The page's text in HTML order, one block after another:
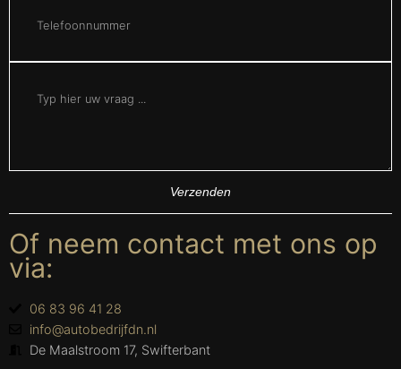
Verzenden
Of neem contact met ons op
via:
06 83 96 41 28
info@autobedrijfdn.nl
De Maalstroom 17, Swifterbant